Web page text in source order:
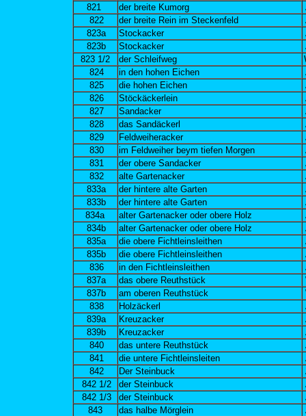
821
der breite Kumorg
822
der breite Rein im Steckenfeld
823a
Stockacker
823b
Stockacker
823 1/2
der Schleifweg
824
in den hohen Eichen
825
die hohen Eichen
826
Stöckäckerlein
827
Sandacker
828
das Sandäckerl
829
Feldweiheracker
830
im Feldweiher beym tiefen Morgen
831
der obere Sandacker
832
alte Gartenacker
833a
der hintere alte Garten
833b
der hintere alte Garten
834a
alter Gartenacker oder obere Holz
834b
alter Gartenacker oder obere Holz
835a
die obere Fichtleinsleithen
835b
die obere Fichtleinsleithen
836
in den Fichtleinsleithen
837a
das obere Reuthstück
837b
am oberen Reuthstück
838
Holzäckerl
839a
Kreuzacker
839b
Kreuzacker
840
das untere Reuthstück
841
die untere Fichtleinsleiten
842
Der Steinbuck
842 1/2
der Steinbuck
842 1/3
der Steinbuck
843
das halbe Mörglein